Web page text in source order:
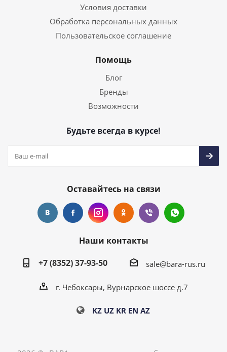
Условия доставки
Обработка персональных данных
Пользовательское соглашение
Помощь
Блог
Бренды
Возможности
Будьте всегда в курсе!
Оставайтесь на связи
Наши контакты
+7 (8352) 37-93-50
sale@bara-rus.ru
г. Чебоксары, Вурнарское шоссе д.7
KZ UZ KR EN AZ